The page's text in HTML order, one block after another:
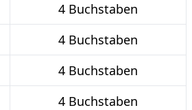
4 Buchstaben
4 Buchstaben
4 Buchstaben
4 Buchstaben